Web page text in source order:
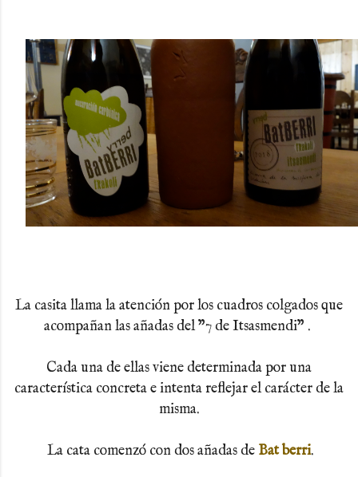
La casita llama la atención por los cuadros colgados que
acompañan las añadas del "7 de Itsasmendi" .
Cada una de ellas viene determinada por una
característica concreta e intenta reflejar el carácter de la
misma.
La cata comenzó con dos añadas de Bat berri.